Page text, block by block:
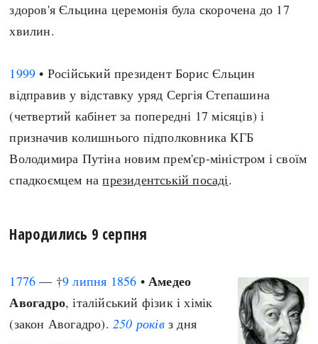
здоров'я Єльцина церемонія була скорочена до 17
хвилин.
1999 • Російський президент Борис Єльцин
відправив у відставку уряд Сергія Степашина
(четвертий кабінет за попередні 17 місяців) і
призначив колишнього підполковника КГБ
Володимира Путіна новим прем'єр-міністром і своїм
спадкоємцем напрезидентській посаді.
Народились 9 серпня
1776 — †9 липня 1856 •Амедео
Авогадро, італійський фізик і хімік
(закон Авогадро).250 роківз дня